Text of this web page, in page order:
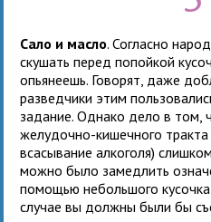
Сало и масло. Согласно
скушать перед попойкой
опьянеешь. Говорят, даже
разведчики этим
задание. Однако дело в том,
желудочно-кишечного
всасывание алкоголя)
можно было замедлить
помощью небольшого
случае вы должны были бы